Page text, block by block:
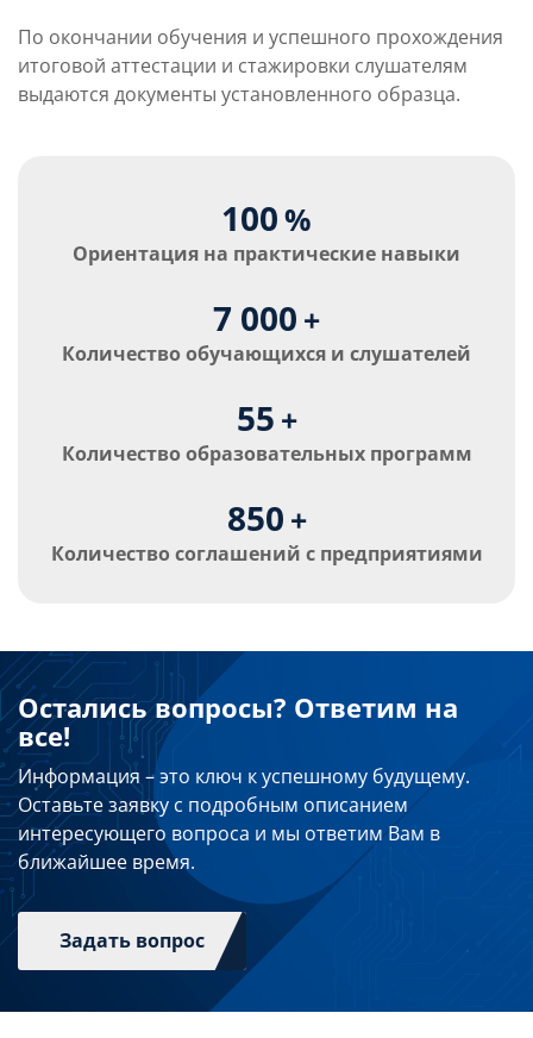
По окончании обучения и успешного прохождения
итоговой аттестации и стажировки слушателям
выдаются документы установленного образца.
100%
Ориентация на практические навыки
7 000 +
Количество обучающихся и слушателей
55 +
Количество образовательных программ
850 +
Количество соглашений с предприятиями
Остались вопросы? Ответим на
все!
Информация – это ключ к успешному будущему.
Оставьте заявку с подробным описанием
интересующего вопроса и мы ответим Вам в
ближайшее время.
Задать вопрос